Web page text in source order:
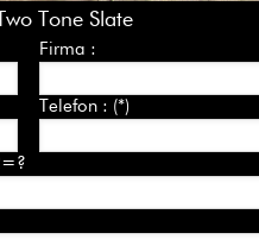
Tone Slate
Firma :
Telefon : (*)